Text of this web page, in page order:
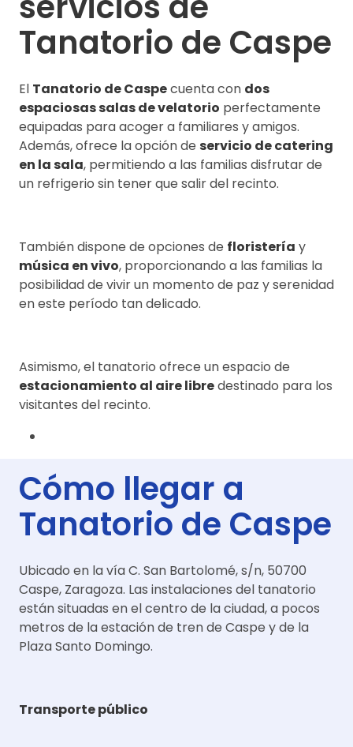
Tanatorio de Caspe
El Tanatorio de Caspecuenta con dos
espaciosas salas de velatorio perfectamente
equipadas para acoger a familiares y amigos.
Además, ofrece la opción de servicio de catering
en la sala, permitiendo a las familias disfrutar de
un refrigerio sin tener que salir del recinto.
También dispone de opciones de floristería y
música en vivo, proporcionando a las familias la
posibilidad de vivir un momento de paz y serenidad
en este período tan delicado.
Asimismo, el tanatorio ofrece un espacio de
estacionamiento al aire libredestinado para los
visitantes del recinto.
Cómo llegar a
Tanatorio de Caspe
Ubicado en la vía C. San Bartolomé, s/n, 50700
Caspe, Zaragoza. Las instalaciones del tanatorio
están situadas en el centro de la ciudad, a pocos
metros de la estación de tren de Caspe y de la
Plaza Santo Domingo.
Transporte público